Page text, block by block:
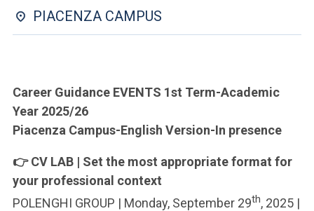
SEI UN DOCENTE O UN MEMBRO DELLO STAFF
PIACENZA CAMPUS
Career Guidance EVENTS 1st Term-Academic
Year 2025/26
Piacenza Campus-English Version-In presence
👉 CV LAB | Set the most appropriate format for
your professional context
POLENGHI GROUP | Monday, September 29th, 2025 |